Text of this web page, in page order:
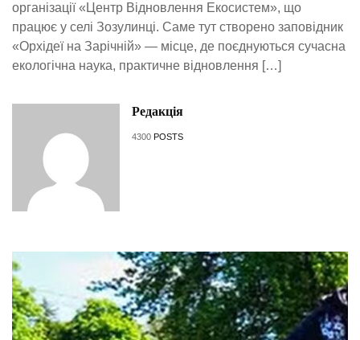
організації «Центр Відновлення Екосистем», що
працює у селі Зозулинці. Саме тут створено заповідник
«Орхідеї на Зарічній» — місце, де поєднуються сучасна
екологічна наука, практичне відновлення […]
Редакція
4300 POSTS